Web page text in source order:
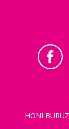
HONI BURUZ